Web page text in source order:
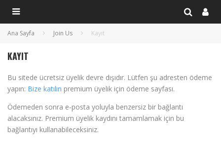
Ana Sayfa Join Us Kayıt
KAYIT
Bu sitede ücretsiz üyelik devre dışıdır. Lütfen şu adresten ödeme
yapın: Bize katılın premium üyelik için ödeme sayfası.
Ödemeden sonra e-posta yoluyla benzersiz bir bağlantı
alacaksınız. Premium üyelik kaydını tamamlamak için bu
bağlantıyı kullanabileceksiniz.